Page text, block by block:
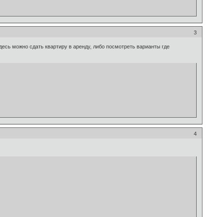
3
можно сдать квартиру в аренду, либо посмотреть варианты где
4